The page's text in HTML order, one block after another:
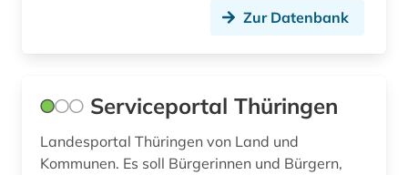
Zur Datenbank
Serviceportal Thüringen
Landesportal Thüringen von Land und
Kommunen. Es soll Bürgerinnen und Bürgern,